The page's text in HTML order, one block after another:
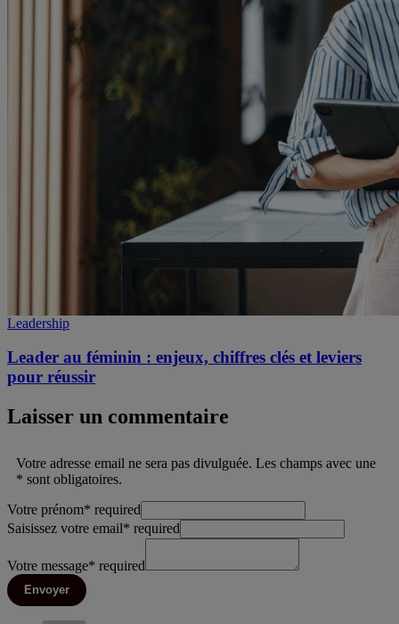
Leadership
Leader au féminin : enjeux, chiffres clés et leviers
pour réussir
Laisser un commentaire
Votre adresse email ne sera pas divulguée. Les champs avec une
* sont obligatoires.
Votre prénom* required
Saisissez votre email* required
Votre message* required
Envoyer